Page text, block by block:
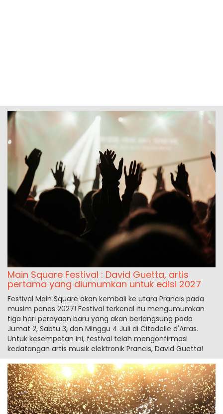
Main Square Festival : David Guetta, artis
pertama yang diumumkan untuk edisi 2027
Festival Main Square akan kembali ke utara Prancis pada
musim panas 2027! Festival terkenal itu mengumumkan
tiga hari perayaan baru yang akan berlangsung pada
Jumat 2, Sabtu 3, dan Minggu 4 Juli di Citadelle d'Arras.
Untuk kesempatan ini, festival telah mengonfirmasi
kedatangan artis musik elektronik Prancis, David Guetta!